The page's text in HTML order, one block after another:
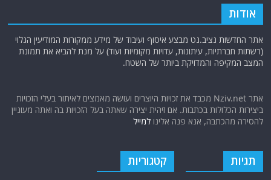
אודות
אתר החדשות נציב.נט מבצע איסוף ועיבוד של מידע ממקורות המודיעין הגלוי
(רשתות חברתיות, עיתונות, עדויות מקומיות ועוד) על מנת להביא את תמונת
המצב המקיפה והמדויקת ביותר של השטח.
אתר Nziv.net מכבד את זכויות היוצרים ועושה מאמצים לאיתור בעלי הזכויות
ביצירות הכלולות בכתבות. אם זיהית יצירה שאתה בעל הזכויות בה ואתה מעוניין
להסירה מהכתבה, אנא פנה אלינולמייל
תגיות קטגוריות